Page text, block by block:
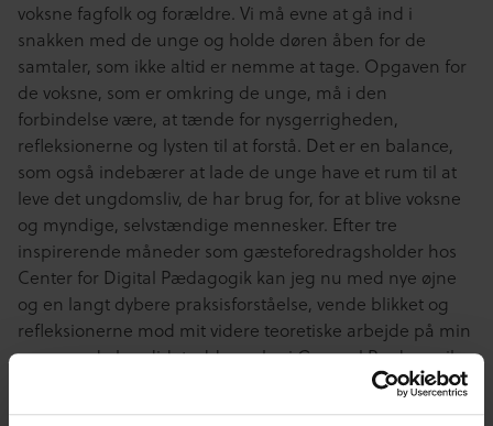
voksne fagfolk og forældre. Vi må evne at gå ind i
snakken med de unge og holde døren åben for de
samtaler, som ikke altid er nemme at tage. Opgaven for
de voksne, som er omkring de unge, må i den
forbindelse være, at tænde for nysgerrigheden,
refleksionerne og lysten til at forstå. Det er en balance,
som også indebærer at lade de unge have et rum til at
leve det ungdomsliv, de har brug for, for at blive voksne
og myndige, selvstændige mennesker. Efter tre
inspirerende måneder som gæsteforedragsholder hos
Center for Digital Pædagogik kan jeg nu med nye øjne
og en langt dybere praksisforståelse, vende blikket og
refleksionerne mod mit videre teoretiske arbejde på min
nuværende kandidatuddannelse i Generel Pædagogik
på Aarhus Universitet. Alt er imidlertid forandret, den
digitale pædagogik har fået krammet på mig!]]>